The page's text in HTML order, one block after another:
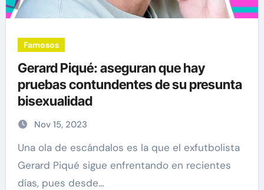
Famosos
Gerard Piqué: aseguran que hay
pruebas contundentes de su presunta
bisexualidad
Nov 15, 2023
Una ola de escándalos es la que el exfutbolista
Gerard Piqué sigue enfrentando en recientes
días, pues desde…